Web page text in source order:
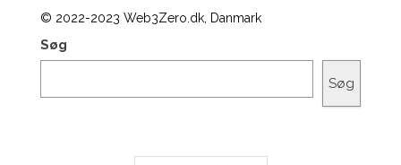
© 2022-2023 Web3Zero.dk, Danmark
Søg
Søg